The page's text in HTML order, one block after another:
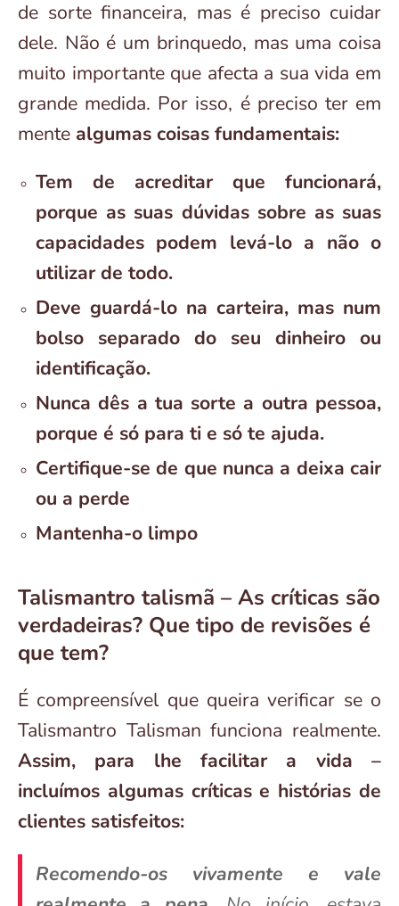
de sorte financeira, mas é preciso cuidar
dele. Não é um brinquedo, mas uma coisa
muito importante que afecta a sua vida em
grande medida. Por isso, é preciso ter em
mente algumas coisas fundamentais:
Tem de acreditar que funcionará,
porque as suas dúvidas sobre as suas
capacidades podem levá-lo a não o
utilizar de todo.
Deve guardá-lo na carteira, mas num
bolso separado do seu dinheiro ou
identificação.
Nunca dês a tua sorte a outra pessoa,
porque é só para ti e só te ajuda.
Certifique-se de que nunca a deixa cair
ou a perde
Mantenha-o limpo
Talismantro talismã – As críticas são
verdadeiras? Que tipo de revisões é
que tem?
É compreensível que queira verificar se o
Talismantro Talisman funciona realmente.
Assim, para lhe facilitar a vida –
incluímos algumas críticas e histórias de
clientes satisfeitos:
Recomendo-os vivamente e vale